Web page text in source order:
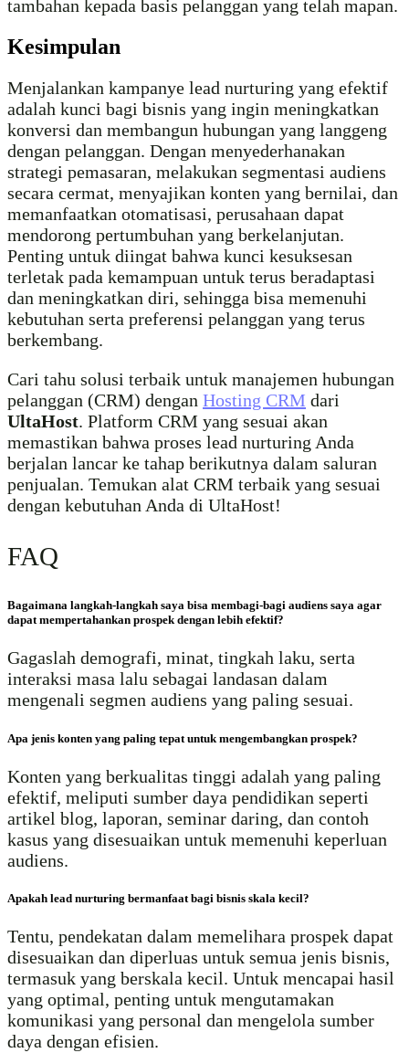
tambahan kepada basis pelanggan yang telah mapan.
Kesimpulan
Menjalankan kampanye lead nurturing yang efektif
adalah kunci bagi bisnis yang ingin meningkatkan
konversi dan membangun hubungan yang langgeng
dengan pelanggan. Dengan menyederhanakan
strategi pemasaran, melakukan segmentasi audiens
secara cermat, menyajikan konten yang bernilai, dan
memanfaatkan otomatisasi, perusahaan dapat
mendorong pertumbuhan yang berkelanjutan.
Penting untuk diingat bahwa kunci kesuksesan
terletak pada kemampuan untuk terus beradaptasi
dan meningkatkan diri, sehingga bisa memenuhi
kebutuhan serta preferensi pelanggan yang terus
berkembang.
Cari tahu solusi terbaik untuk manajemen hubungan
pelanggan (CRM) dengan Hosting CRM dari
UltaHost. Platform CRM yang sesuai akan
memastikan bahwa proses lead nurturing Anda
berjalan lancar ke tahap berikutnya dalam saluran
penjualan. Temukan alat CRM terbaik yang sesuai
dengan kebutuhan Anda di UltaHost!
FAQ
Bagaimana langkah-langkah saya bisa membagi-bagi audiens saya agar
dapat mempertahankan prospek dengan lebih efektif?
Gagaslah demografi, minat, tingkah laku, serta
interaksi masa lalu sebagai landasan dalam
mengenali segmen audiens yang paling sesuai.
Apa jenis konten yang paling tepat untuk mengembangkan prospek?
Konten yang berkualitas tinggi adalah yang paling
efektif, meliputi sumber daya pendidikan seperti
artikel blog, laporan, seminar daring, dan contoh
kasus yang disesuaikan untuk memenuhi keperluan
audiens.
Apakah lead nurturing bermanfaat bagi bisnis skala kecil?
Tentu, pendekatan dalam memelihara prospek dapat
disesuaikan dan diperluas untuk semua jenis bisnis,
termasuk yang berskala kecil. Untuk mencapai hasil
yang optimal, penting untuk mengutamakan
komunikasi yang personal dan mengelola sumber
daya dengan efisien.